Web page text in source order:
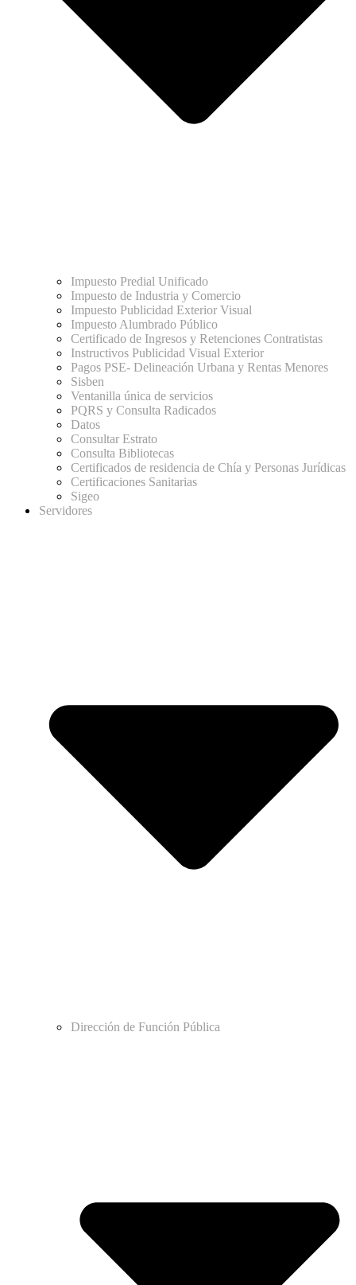
Impuesto Predial Unificado
Impuesto de Industria y Comercio
Impuesto Publicidad Exterior Visual
Impuesto Alumbrado Público
Certificado de Ingresos y Retenciones Contratistas
Instructivos Publicidad Visual Exterior
Pagos PSE- Delineación Urbana y Rentas Menores
Sisben
Ventanilla única de servicios
PQRS y Consulta Radicados
Datos
Consultar Estrato
Consulta Bibliotecas
Certificados de residencia de Chía y Personas Jurídicas
Certificaciones Sanitarias
Sigeo
Servidores
Dirección de Función Pública